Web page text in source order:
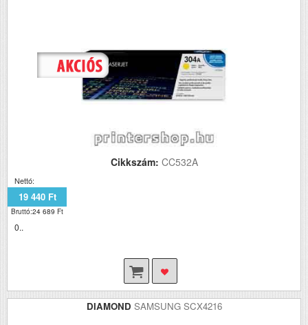
Cikkszám: CC532A
Nettó:
19 440 Ft
Bruttó:24 689 Ft
0..
DIAMOND SAMSUNG SCX4216